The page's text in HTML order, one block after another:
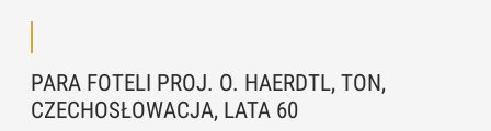
PARA FOTELI PROJ. O. HAERDTL, TON,
CZECHOSŁOWACJA, LATA 60